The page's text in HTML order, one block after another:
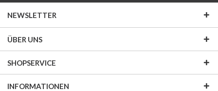
NEWSLETTER
ÜBER UNS
SHOPSERVICE
INFORMATIONEN